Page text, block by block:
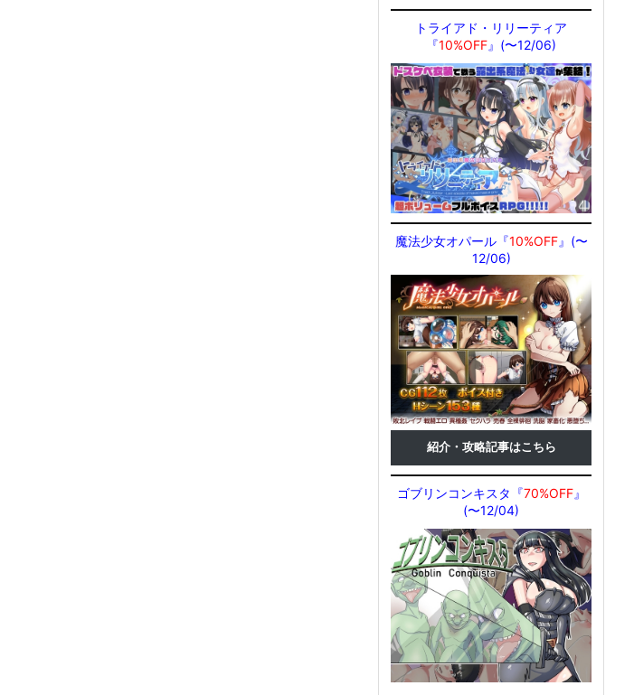
トライアド・リリーティア
『10%OFF』(〜12/06)
魔法少女オパール『10%OFF』(〜
12/06)
紹介・攻略記事はこちら
ゴブリンコンキスタ『70%OFF』
(〜12/04)